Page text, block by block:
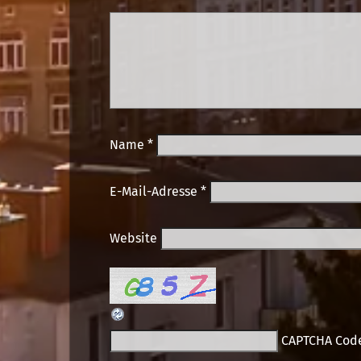
Name *
E-Mail-Adresse *
Website
CAPTCHA